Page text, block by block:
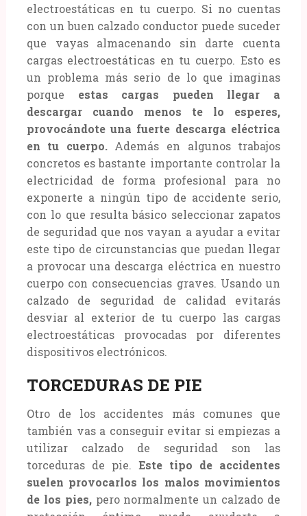
electroestáticas en tu cuerpo. Si no cuentas
con un buen calzado conductor puede suceder
que vayas almacenando sin darte cuenta
cargas electroestáticas en tu cuerpo. Esto es
un problema más serio de lo que imaginas
porque estas cargas pueden llegar a
descargar cuando menos te lo esperes,
provocándote una fuerte descarga eléctrica
en tu cuerpo.Además en algunos trabajos
concretos es bastante importante controlar la
electricidad de forma profesional para no
exponerte a ningún tipo de accidente serio,
con lo que resulta básico seleccionar zapatos
de seguridad que nos vayan a ayudar a evitar
este tipo de circunstancias que puedan llegar
a provocar una descarga eléctrica en nuestro
cuerpo con consecuencias graves. Usando un
calzado de seguridad de calidad evitarás
desviar al exterior de tu cuerpo las cargas
electroestáticas provocadas por diferentes
dispositivos electrónicos.
TORCEDURAS DE PIE
Otro de los accidentes más comunes que
también vas a conseguir evitar si empiezas a
utilizar calzado de seguridad son las
torceduras de pie. Este tipo de accidentes
suelen provocarlos los malos movimientos
de los pies,pero normalmente un calzado de